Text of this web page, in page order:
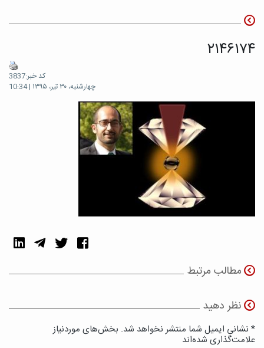
۲۱۴۶۱۷۴
کد خبر:3837
چهارشنبه، ۳۰ تیر، ۱۳۹۵ | 10:34
مطالب مرتبط
نظر دهید
* نشانی ایمیل شما منتشر نخواهد شد. بخش‌های موردنیاز
علامت‌گذاری شده‌اند